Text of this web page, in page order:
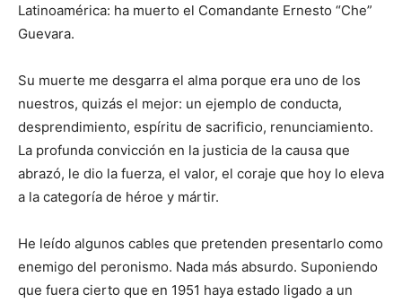
Latinoamérica: ha muerto el Comandante Ernesto “Che”
Guevara.
Su muerte me desgarra el alma porque era uno de los
nuestros, quizás el mejor: un ejemplo de conducta,
desprendimiento, espíritu de sacrificio, renunciamiento.
La profunda convicción en la justicia de la causa que
abrazó, le dio la fuerza, el valor, el coraje que hoy lo eleva
a la categoría de héroe y mártir.
He leído algunos cables que pretenden presentarlo como
enemigo del peronismo. Nada más absurdo. Suponiendo
que fuera cierto que en 1951 haya estado ligado a un